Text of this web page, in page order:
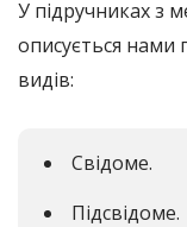
У підручниках з
описується нами
видів:
Свідоме.
Підсвідоме.